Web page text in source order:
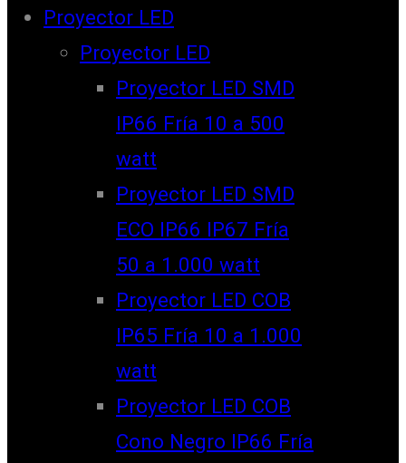
Proyector LED
Proyector LED
Proyector LED SMD
IP66 Fría 10 a 500
watt
Proyector LED SMD
ECO IP66 IP67 Fría
50 a 1.000 watt
Proyector LED COB
IP65 Fría 10 a 1.000
watt
Proyector LED COB
Cono Negro IP66 Fría